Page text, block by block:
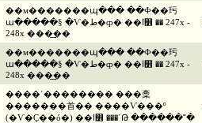
��м�������պ��� ��Ф��㺮
ա�����§ �Ѵ�ط�ȹ� ��ا෾ �� 247x -
248x ���͢��
��м�������պ��� ��Ф��㺮
ա�����§ �Ѵ�ط�ȹ� ��ا෾ �� 247x -
248x ���͢��
����ʹ�������� ���稾
�������⾸�� ����Ѵ���º
(�Ѵ�Ҫ��ó�) ��ا෾ ���ʹԹ ������˭�